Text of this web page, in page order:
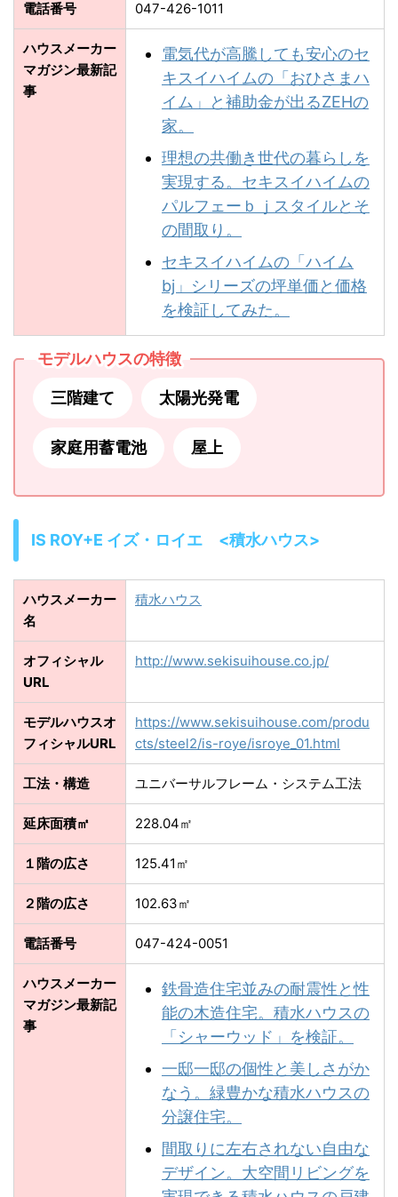
電話番号 047-426-1011
ハウスメーカー
マガジン最新記
事
電気代が高騰しても安心のセ
キスイハイムの「おひさまハ
イム」と補助金が出るZEHの
家。
理想の共働き世代の暮らしを
実現する。セキスイハイムの
パルフェーｂｊスタイルとそ
の間取り。
セキスイハイムの「ハイム
bj」シリーズの坪単価と価格
を検証してみた。
モデルハウスの特徴
三階建て 太陽光発電
家庭用蓄電池 屋上
IS ROY+E イズ・ロイエ <積水ハウス>
ハウスメーカー
名
積水ハウス
オフィシャル
URL
http://www.sekisuihouse.co.jp/
モデルハウスオ
フィシャルURL
https://www.sekisuihouse.com/produ
cts/steel2/is-roye/isroye_01.html
工法・構造 ユニバーサルフレーム・システム工法
延床面積㎡ 228.04㎡
１階の広さ 125.41㎡
２階の広さ 102.63㎡
電話番号 047-424-0051
ハウスメーカー
マガジン最新記
事
鉄骨造住宅並みの耐震性と性
能の木造住宅。積水ハウスの
「シャーウッド」を検証。
一邸一邸の個性と美しさがか
なう。緑豊かな積⽔ハウスの
分譲住宅。
間取りに左右されない自由な
デザイン。大空間リビングを